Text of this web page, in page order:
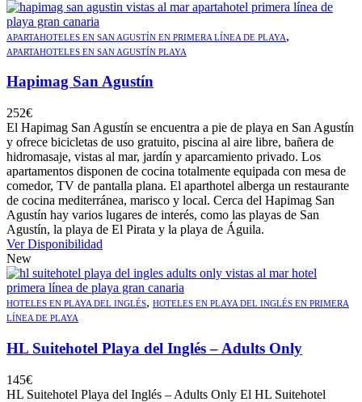
APARTAHOTELES EN SAN AGUSTÍN EN PRIMERA LÍNEA DE PLAYA,
APARTAHOTELES EN SAN AGUSTÍN PLAYA
Hapimag San Agustín
252€
El Hapimag San Agustín se encuentra a pie de playa en San Agustín
y ofrece bicicletas de uso gratuito, piscina al aire libre, bañera de
hidromasaje, vistas al mar, jardín y aparcamiento privado. Los
apartamentos disponen de cocina totalmente equipada con mesa de
comedor, TV de pantalla plana. El aparthotel alberga un restaurante
de cocina mediterránea, marisco y local. Cerca del Hapimag San
Agustín hay varios lugares de interés, como las playas de San
Agustín, la playa de El Pirata y la playa de Águila.
Ver Disponibilidad
New
HOTELES EN PLAYA DEL INGLÉS, HOTELES EN PLAYA DEL INGLÉS EN PRIMERA
LÍNEA DE PLAYA
HL Suitehotel Playa del Inglés – Adults Only
145€
HL Suitehotel Playa del Inglés – Adults Only El HL Suitehotel